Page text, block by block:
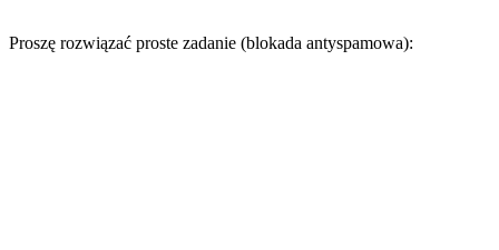
Proszę rozwiązać proste zadanie (blokada antyspamowa):